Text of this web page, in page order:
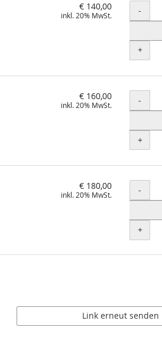
€ 140,00
inkl. 20% MwSt. Menge
-
+
€ 160,00
inkl. 20% MwSt. Menge
-
+
€ 180,00
inkl. 20% MwSt. Menge
-
+
Link erneut senden